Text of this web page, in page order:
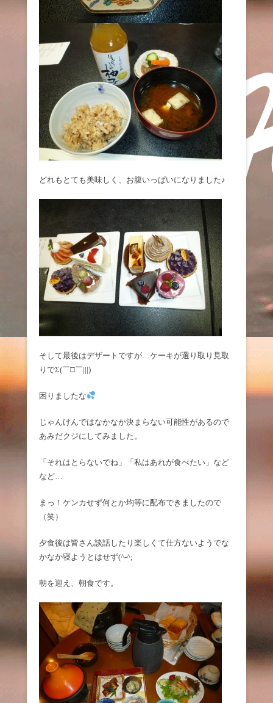
どれもとても美味しく、お腹いっぱいになりました♪
そして最後はデザートですが…ケーキが選り取り見取
りでΣ(￣□￣|||)
困りましたな
じゃんけんではなかなか決まらない可能性があるので
あみだクジにしてみました。
「それはとらないでね」「私はあれが食べたい」など
など…
まっ！ケンカせず何とか均等に配布できましたので
（笑）
夕食後は皆さん談話したり楽しくて仕方ないようでな
かなか寝ようとはせず(^-^;
朝を迎え、朝食です。